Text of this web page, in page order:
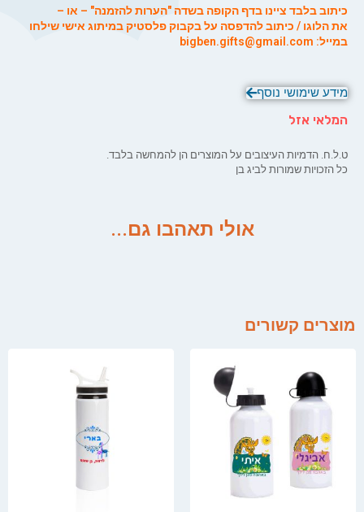
כיתוב בלבד ציינו בדף הקופה בשדה "הערות להזמנה" – או –
את הלוגו / כיתוב להדפסה על בקבוק פלסטיק במיתוג אישי שילחו
במייל: bigben.gifts@gmail.com
מידע שימושי נוסף
המלאי אזל
ט.ל.ח. הדמיות העיצובים על המוצרים הן להמחשה בלבד.
כל הזכויות שמורות לביג בן
אולי תאהבו גם...
מוצרים קשורים